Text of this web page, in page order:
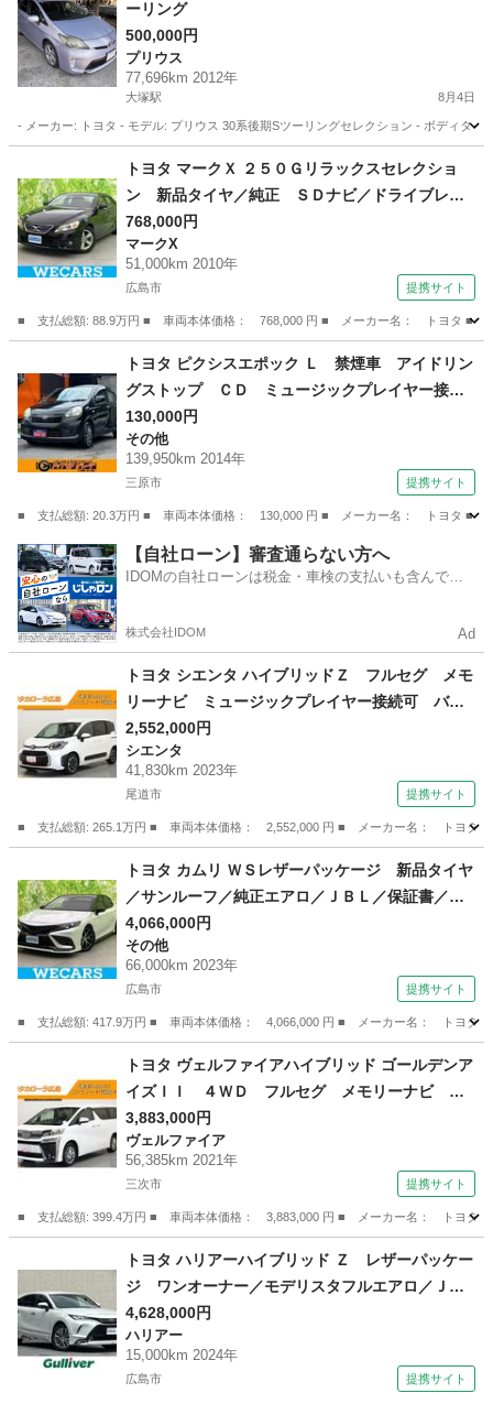
ーリング
500,000円
プリウス
77,696km 2012年
大塚駅 8月4日
- メーカー: トヨタ - モデル: プリウス 30系後期Sツーリングセレクション - ボディタ
大塚駅 プリウス
トヨタ マークＸ ２５０Ｇリラックスセレクショ
ン 新品タイヤ／純正 ＳＤナビ／ドライブレコ
ーダー 社外／ヘッドランプ ＨＩＤ／ＥＴＣ／
ＥＢＤ付ＡＢＳ／横滑り防止装置／衝突安全ボデ
ィ／ＭＴモード付き／アルミホイール 純正 １
768,000円
マークX
51,000km 2010年
広島市 提携サイト
■ 支払総額: 88.9万円 ■ 車両本体価格： 768,000 円 ■ メーカー名： トヨタ ■
マークX
トヨタ ピクシスエポック Ｌ 禁煙車 アイドリン
グストップ ＣＤ ミュージックプレイヤー接続
可 キーレスエントリー ＡＷ１４インチ エア
コン パワーウィンドウ パワーステアリング
ＡＢＳ 横滑り防止装置 運転席・助手席エアバ
130,000円
その他
139,950km 2014年
三原市 提携サイト
■ 支払総額: 20.3万円 ■ 車両本体価格： 130,000 円 ■ メーカー名： トヨタ ■
広島 三原市 その他
【自社ローン】審査通らない方へ
IDOMの自社ローンは税金・車検の支払いも含んでい
株式会社IDOM Ad
トヨタ シエンタ ハイブリッドＺ フルセグ メモ
リーナビ ミュージックプレイヤー接続可 バッ
クカメラ 衝突被害軽減システム ＥＴＣ ドラ
レコ 両側電動スライド ＬＥＤヘッドランプ
ウオークスルー ワンオーナー 記録簿 （検10.
2,552,000円
シエンタ
41,830km 2023年
尾道市 提携サイト
■ 支払総額: 265.1万円 ■ 車両本体価格： 2,552,000 円 ■ メーカー名： トヨタ
シエンタ
トヨタ カムリ ＷＳレザーパッケージ 新品タイヤ
／サンルーフ／純正エアロ／ＪＢＬ／保証書／デ
ィスプレイオーディオ＋ナビ９インチ／トヨタセ
ーフティセンス／シートヒーター 前席／車線逸
脱防止支援システム／シート フルレザー （検8.1
4,066,000円
その他
66,000km 2023年
広島市 提携サイト
■ 支払総額: 417.9万円 ■ 車両本体価格： 4,066,000 円 ■ メーカー名： トヨタ ■
その他
トヨタ ヴェルファイアハイブリッド ゴールデンア
イズＩＩ ４ＷＤ フルセグ メモリーナビ Ｄ
ＶＤ再生 ミュージックプレイヤー接続可 後席
モニター バックカメラ 衝突被害軽減システ
ム ＥＴＣ ドラレコ 両側電動スライド ＬＥ
Ｄヘッドランプ 乗車定員７人 記録簿 （検10.
6）
3,883,000円
ヴェルファイア
56,385km 2021年
三次市 提携サイト
■ 支払総額: 399.4万円 ■ 車両本体価格： 3,883,000 円 ■ メーカー名： トヨタ
ヴェルファイア
トヨタ ハリアーハイブリッド Ｚ レザーパッケー
ジ ワンオーナー／モデリスタフルエアロ／ＪＢ
Ｌサウンド／デジタルインナーミラー／ヘッドア
ップディスプレイ／レーダークルコン／パーキン
グサポートブレーキ／パワーバックドア／衝突軽
減防止システム／ＥＴＣ２．０ （検9.7）
4,628,000円
ハリアー
15,000km 2024年
広島市 提携サイト